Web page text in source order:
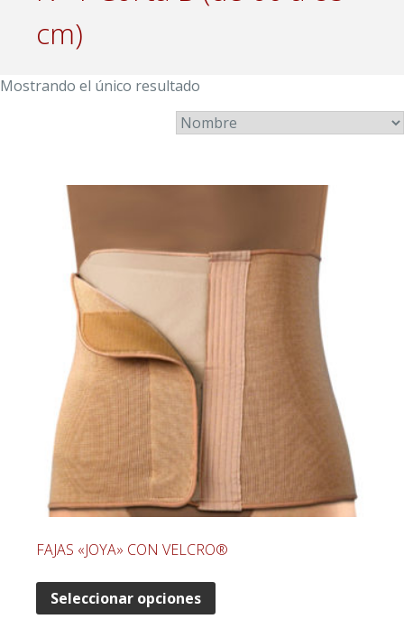
cm)
Mostrando el único resultado
FAJAS «JOYA» CON VELCRO®
Seleccionar opciones